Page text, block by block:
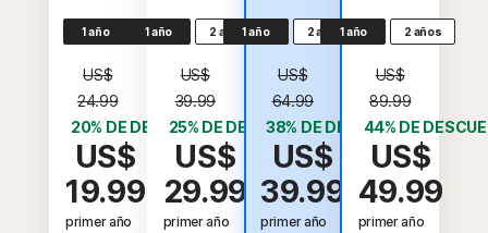
1 año
US$
24.99
20% DE DESCUENTO*
US$
19.99
primer año
1 año 2 años
US$
39.99
25% DE DESCUENTO*
US$
29.99
primer año
1 año 2 años
US$
64.99
38% DE DESCUENTO*
US$
39.99
primer año
1 año 2 años
US$
89.99
44% DE
US$
49.99
primer año